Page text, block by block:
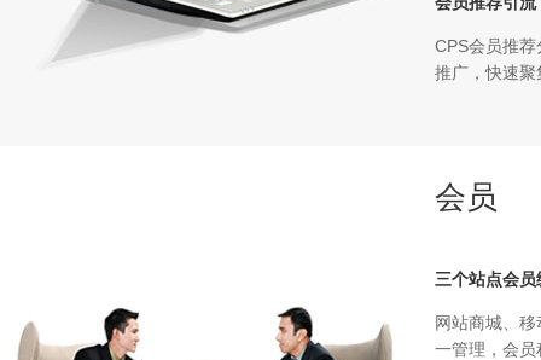
CPS会员推
推广，快速
会员
三个站点会员
网站商城、
一管理，会